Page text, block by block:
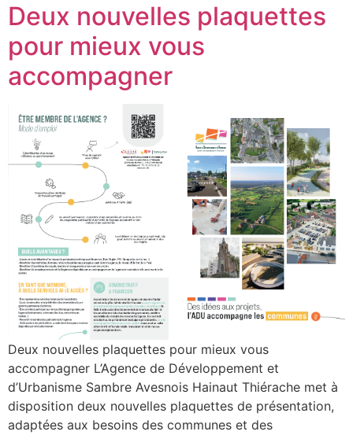
Deux nouvelles plaquettes
pour mieux vous
accompagner
Deux nouvelles plaquettes pour mieux vous
accompagner L’Agence de Développement et
d’Urbanisme Sambre Avesnois Hainaut Thiérache met à
disposition deux nouvelles plaquettes de présentation,
adaptées aux besoins des communes et des